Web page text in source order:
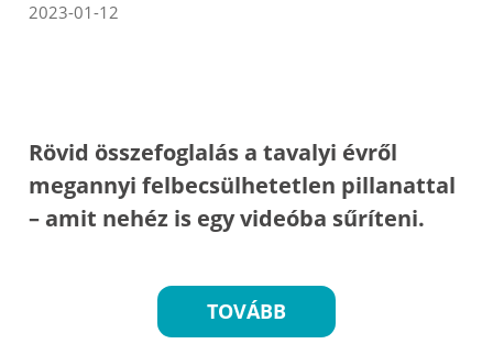
2023-01-12
Rövid összefoglalás a tavalyi évről
megannyi felbecsülhetetlen pillanattal
– amit nehéz is egy videóba sűríteni.
TOVÁBB